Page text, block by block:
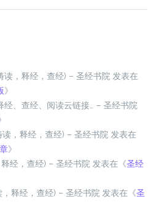
读，释经，查经) – 圣经书院 发表在
》
、查经、阅读云链接… – 圣经书院
读，释经，查经) – 圣经书院 发表在
》
经，查经) – 圣经书院 发表在《圣经
，释经，查经) – 圣经书院 发表在《圣